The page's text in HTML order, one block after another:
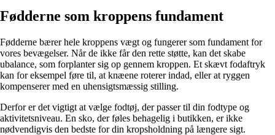
Fødderne som kroppens fundament
Fødderne bærer hele kroppens vægt og fungerer som fundament for
vores bevægelser. Når de ikke får den rette støtte, kan det skabe
ubalance, som forplanter sig op gennem kroppen. Et skævt fodaftryk
kan for eksempel føre til, at knæene roterer indad, eller at ryggen
kompenserer med en uhensigtsmæssig stilling.
Derfor er det vigtigt at vælge fodtøj, der passer til din fodtype og
aktivitetsniveau. En sko, der føles behagelig i butikken, er ikke
nødvendigvis den bedste for din kropsholdning på længere sigt.